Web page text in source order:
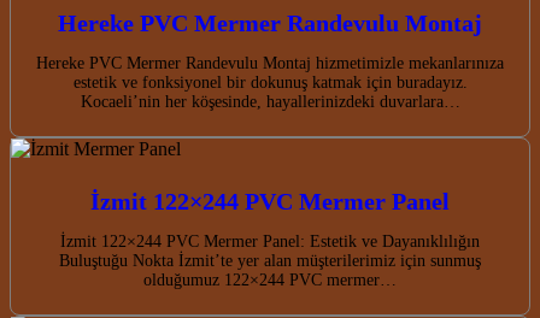
Hereke PVC Mermer Randevulu Montaj
Hereke PVC Mermer Randevulu Montaj hizmetimizle mekanlarınıza
estetik ve fonksiyonel bir dokunuş katmak için buradayız.
Kocaeli’nin her köşesinde, hayallerinizdeki duvarlara…
İzmit 122×244 PVC Mermer Panel
İzmit 122×244 PVC Mermer Panel: Estetik ve Dayanıklılığın
Buluştuğu Nokta İzmit’te yer alan müşterilerimiz için sunmuş
olduğumuz 122×244 PVC mermer…